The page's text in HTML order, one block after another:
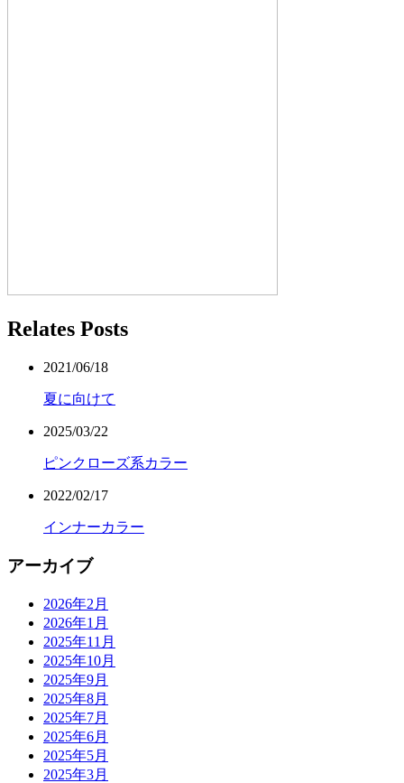
Relates Posts
2021/06/18
夏に向けて
2025/03/22
ピンクローズ系カラー
2022/02/17
インナーカラー
アーカイブ
2026年2月
2026年1月
2025年11月
2025年10月
2025年9月
2025年8月
2025年7月
2025年6月
2025年5月
2025年3月